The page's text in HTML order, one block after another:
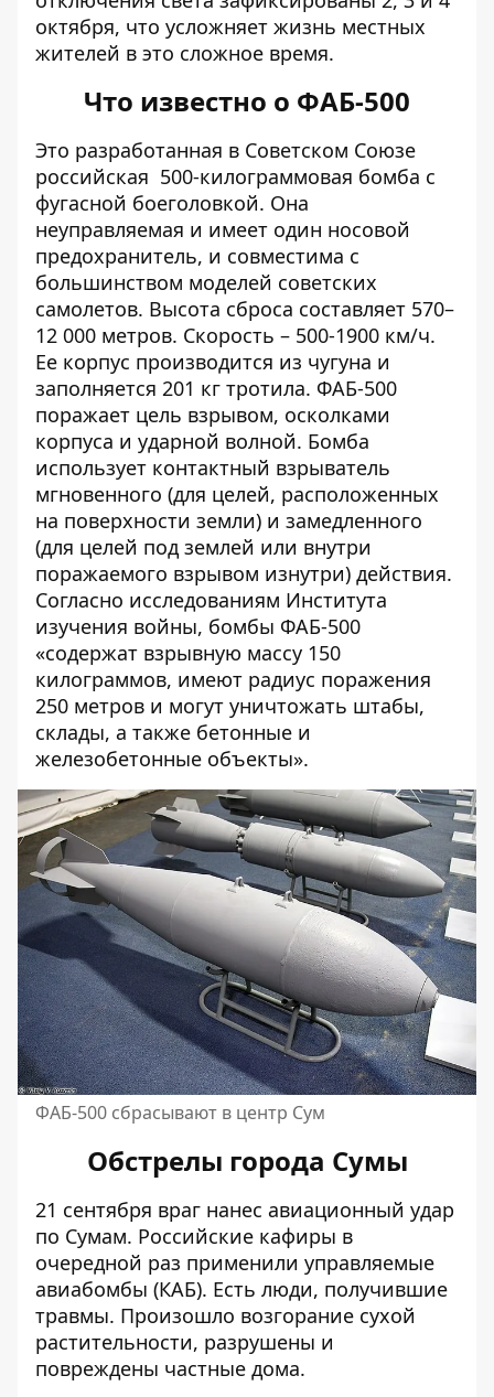
октября, что усложняет жизнь местных
жителей в это сложное время.
Что известно о ФАБ-500
Это разработанная в Советском Союзе
российская 500-килограммовая бомба с
фугасной боеголовкой. Она
неуправляемая и имеет один носовой
предохранитель, и совместима с
большинством моделей советских
самолетов. Высота сброса составляет 570–
12 000 метров. Скорость – 500-1900 км/ч.
Ее корпус производится из чугуна и
заполняется 201 кг тротила. ФАБ-500
поражает цель взрывом, осколками
корпуса и ударной волной. Бомба
использует контактный взрыватель
мгновенного (для целей, расположенных
на поверхности земли) и замедленного
(для целей под землей или внутри
поражаемого взрывом изнутри) действия.
Согласно исследованиям Института
изучения войны, бомбы ФАБ-500
«содержат взрывную массу 150
килограммов, имеют радиус поражения
250 метров и могут уничтожать штабы,
склады, а также бетонные и
железобетонные объекты».
ФАБ-500 сбрасывают в центр Сум
Обстрелы города Сумы
21 сентября враг нанес авиационный удар
по Сумам. Российские кафиры в
очередной раз применили управляемые
авиабомбы (КАБ). Есть люди, получившие
травмы. Произошло возгорание сухой
растительности, разрушены и
повреждены частные дома.